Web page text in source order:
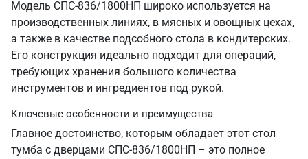
Модель СПС-836/1800НП широко используется на
производственных линиях, в мясных и овощных цехах,
а также в качестве подсобного стола в кондитерских.
Его конструкция идеально подходит для операций,
требующих хранения большого количества
инструментов и ингредиентов под рукой.
Ключевые особенности и преимущества
Главное достоинство, которым обладает этот стол
тумба с дверцами СПС-836/1800НП – это полное